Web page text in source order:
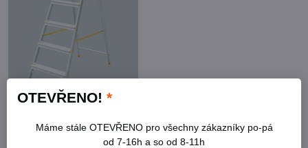
OTEVŘENO! *
Máme stále OTEVŘENO pro všechny zákazníky po-pá
od 7-16h a so od 8-11h